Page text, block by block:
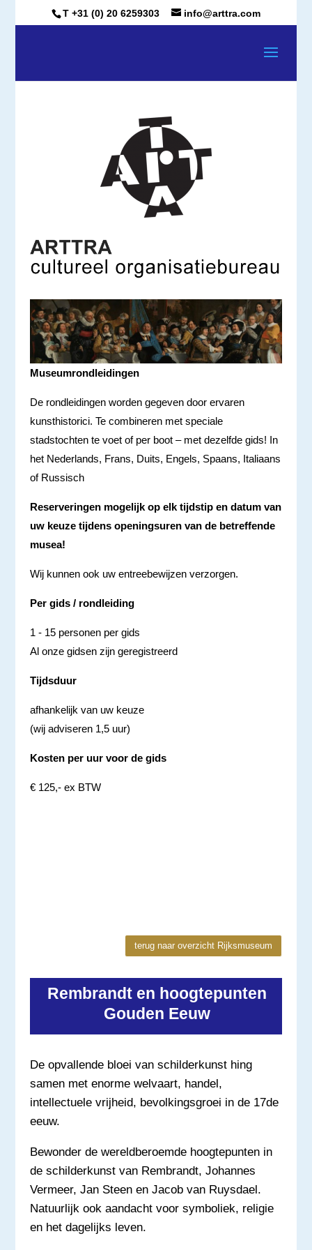
T +31 (0) 20 6259303 info@arttra.com
Museumrondleidingen
De rondleidingen worden gegeven door ervaren
kunsthistorici. Te combineren met speciale
stadstochten te voet of per boot – met dezelfde gids! In
het Nederlands, Frans, Duits, Engels, Spaans, Italiaans
of Russisch
Reserveringen mogelijk op elk tijdstip en datum van
uw keuze tijdens openingsuren van de betreffende
musea!
Wij kunnen ook uw entreebewijzen verzorgen.
Per gids / rondleiding
1 - 15 personen per gids
Al onze gidsen zijn geregistreerd
Tijdsduur
afhankelijk van uw keuze
(wij adviseren 1,5 uur)
Kosten per uur voor de gids
€ 125,- ex BTW
terug naar overzicht Rijksmuseum
Rembrandt en hoogtepunten
Gouden Eeuw
De opvallende bloei van schilderkunst hing
samen met enorme welvaart, handel,
intellectuele vrijheid, bevolkingsgroei in de 17de
eeuw.
Bewonder de wereldberoemde hoogtepunten in
de schilderkunst van Rembrandt, Johannes
Vermeer, Jan Steen en Jacob van Ruysdael.
Natuurlijk ook aandacht voor symboliek, religie
en het dagelijks leven.